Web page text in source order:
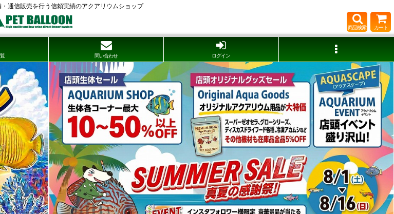
通信販売を行う信頼実績のアクアリウムショップ
商品検索 カート
問い合わせ ログイン